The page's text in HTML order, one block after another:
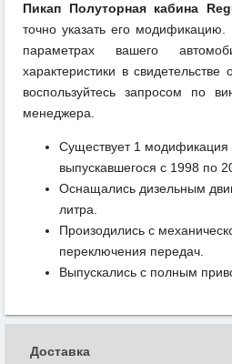
Пикап Полуторная кабина
точно указать его
параметрах вашего
характеристики в
воспользуйтесь запросом по
менеджера.
Существует 1 модификация
выпускавшегося с 1998 по
Оснащались дизельным
литра.
Произодились с
переключения передач.
Выпускались с полным
Доставка